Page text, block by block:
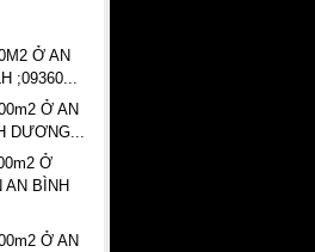
Ở AN
;09360...
Ở AN
DƯƠNG...
Ở
AN BÌNH
Ở AN